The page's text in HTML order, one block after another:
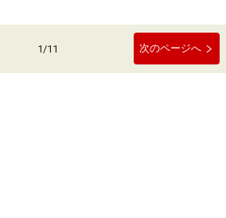
1/11 次のページへ